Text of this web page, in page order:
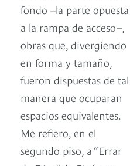
fondo –la parte opuesta
a la rampa de acceso–,
obras que, divergiendo
en forma y tamaño,
fueron dispuestas de tal
manera que ocuparan
espacios equivalentes.
Me refiero, en el
segundo piso, a “Errar